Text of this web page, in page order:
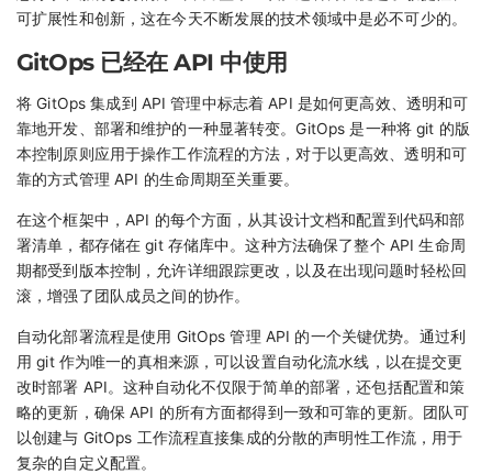
可扩展性和创新，这在今天不断发展的技术领域中是必不可少的。
GitOps 已经在 API 中使用
将 GitOps 集成到 API 管理中标志着 API 是如何更高效、透明和可
靠地开发、部署和维护的一种显著转变。GitOps 是一种将 git 的版
本控制原则应用于操作工作流程的方法，对于以更高效、透明和可
靠的方式管理 API 的生命周期至关重要。
在这个框架中，API 的每个方面，从其设计文档和配置到代码和部
署清单，都存储在 git 存储库中。这种方法确保了整个 API 生命周
期都受到版本控制，允许详细跟踪更改，以及在出现问题时轻松回
滚，增强了团队成员之间的协作。
自动化部署流程是使用 GitOps 管理 API 的一个关键优势。通过利
用 git 作为唯一的真相来源，可以设置自动化流水线，以在提交更
改时部署 API。这种自动化不仅限于简单的部署，还包括配置和策
略的更新，确保 API 的所有方面都得到一致和可靠的更新。团队可
以创建与 GitOps 工作流程直接集成的分散的声明性工作流，用于
复杂的自定义配置。